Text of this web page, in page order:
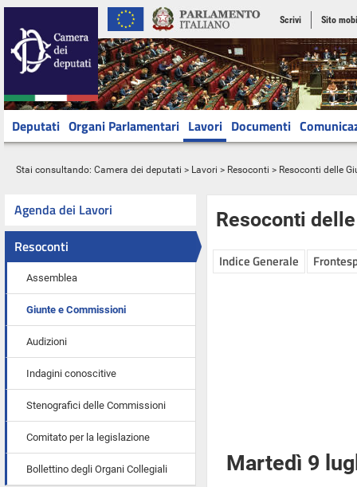
Scrivi Sito
Deputati Organi Parlamentari Lavori Documenti
Stai consultando: Camera dei deputati > Lavori > Resoconti > Resoconti delle
Agenda dei Lavori
Resoconti
Assemblea
Giunte e Commissioni
Audizioni
Indagini conoscitive
Stenografici delle Commissioni
Comitato per la legislazione
Bollettino degli Organi Collegiali
Resoconti
Indice Generale
Martedì 9